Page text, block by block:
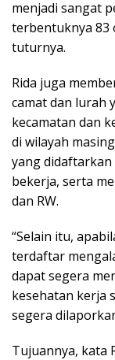
menjadi sangat
terbentuknya 83
tuturnya.
Rida juga
camat dan lurah
kecamatan dan
di wilayah
yang
bekerja, serta
dan RW.
“Selain itu,
terdaftar
dapat segera
kesehatan kerja
segera
Tujuannya, kata